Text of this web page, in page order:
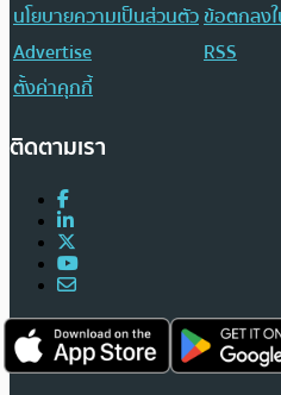
นโยบายความเป็นส่วนตัวข้อตกลง
Advertise
RSS
ตั้งค่าคุกกี้
ติดตามเรา